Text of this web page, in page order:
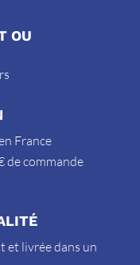
OU
France
de commande
et livrée dans un